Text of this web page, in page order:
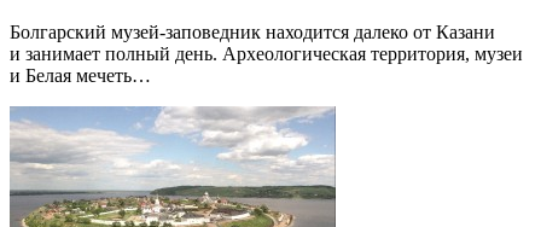
Болгарский музей-заповедник находится далеко от Казани
и занимает полный день. Археологическая территория, музеи
и Белая мечеть…